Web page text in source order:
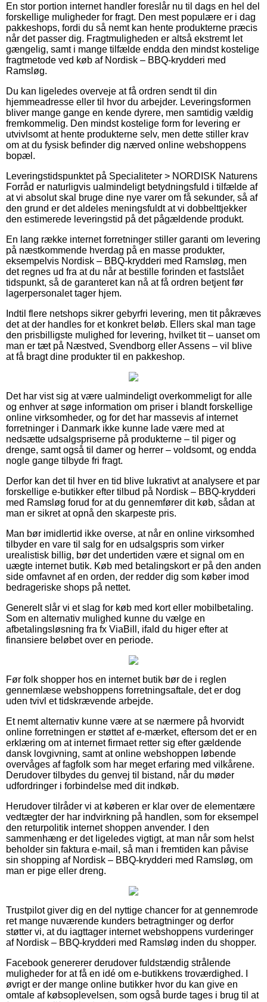
En stor portion internet handler foreslår nu til dags en hel del
forskellige muligheder for fragt. Den mest populære er i dag
pakkeshops, fordi du så nemt kan hente produkterne præcis
når det passer dig. Fragtmuligheden er altså ekstremt let
gængelig, samt i mange tilfælde endda den mindst kostelige
fragtmetode ved køb af Nordisk – BBQ-krydderi med
Ramsløg.
Du kan ligeledes overveje at få ordren sendt til din
hjemmeadresse eller til hvor du arbejder. Leveringsformen
bliver mange gange en kende dyrere, men samtidig vældig
fremkommelig. Den mindst kostelige form for levering er
utvivlsomt at hente produkterne selv, men dette stiller krav
om at du fysisk befinder dig nærved online webshoppens
bopæl.
Leveringstidspunktet på Specialiteter > NORDISK Naturens
Forråd er naturligvis ualmindeligt betydningsfuld i tilfælde af
at vi absolut skal bruge dine nye varer om få sekunder, så af
den grund er det aldeles meningsfuldt at vi dobbelttjekker
den estimerede leveringstid på det pågældende produkt.
En lang række internet forretninger stiller garanti om levering
på næstkommende hverdag på en masse produkter,
eksempelvis Nordisk – BBQ-krydderi med Ramsløg, men
det regnes ud fra at du når at bestille forinden et fastslået
tidspunkt, så de garanteret kan nå at få ordren betjent før
lagerpersonalet tager hjem.
Indtil flere netshops sikrer gebyrfri levering, men tit påkræves
det at der handles for et konkret beløb. Ellers skal man tage
den prisbilligste mulighed for levering, hvilket tit – uanset om
man er tæt på Næstved, Svendborg eller Assens – vil blive
at få bragt dine produkter til en pakkeshop.
Det har vist sig at være ualmindeligt overkommeligt for alle
og enhver at søge information om priser i blandt forskellige
online virksomheder, og for det har massevis af internet
forretninger i Danmark ikke kunne lade være med at
nedsætte udsalgspriserne på produkterne – til piger og
drenge, samt også til damer og herrer – voldsomt, og endda
nogle gange tilbyde fri fragt.
Derfor kan det til hver en tid blive lukrativt at analysere et par
forskellige e-butikker efter tilbud på Nordisk – BBQ-krydderi
med Ramsløg forud for at du gennemfører dit køb, sådan at
man er sikret at opnå den skarpeste pris.
Man bør imidlertid ikke overse, at når en online virksomhed
tilbyder en vare til salg for en udsalgspris som virker
urealistisk billig, bør det undertiden være et signal om en
uægte internet butik. Køb med betalingskort er på den anden
side omfavnet af en orden, der redder dig som køber imod
bedrageriske shops på nettet.
Generelt slår vi et slag for køb med kort eller mobilbetaling.
Som en alternativ mulighed kunne du vælge en
afbetalingsløsning fra fx ViaBill, ifald du higer efter at
finansiere beløbet over en periode.
Før folk shopper hos en internet butik bør de i reglen
gennemlæse webshoppens forretningsaftale, det er dog
uden tvivl et tidskrævende arbejde.
Et nemt alternativ kunne være at se nærmere på hvorvidt
online forretningen er støttet af e-mærket, eftersom det er en
erklæring om at internet firmaet retter sig efter gældende
dansk lovgivning, samt at online webshoppen løbende
overvåges af fagfolk som har meget erfaring med vilkårene.
Derudover tilbydes du genvej til bistand, når du møder
udfordringer i forbindelse med dit indkøb.
Herudover tilråder vi at køberen er klar over de elementære
vedtægter der har indvirkning på handlen, som for eksempel
den returpolitik internet shoppen anvender. I den
sammenhæng er det ligeledes vigtigt, at man når som helst
beholder sin faktura e-mail, så man i fremtiden kan påvise
sin shopping af Nordisk – BBQ-krydderi med Ramsløg, om
man er pige eller dreng.
Trustpilot giver dig en del nyttige chancer for at gennemrode
ret mange nuværende kunders betragtninger og derfor
støtter vi, at du iagttager internet webshoppens vurderinger
af Nordisk – BBQ-krydderi med Ramsløg inden du shopper.
Facebook genererer derudover fuldstændig strålende
muligheder for at få en idé om e-butikkens troværdighed. I
øvrigt er der mange online butikker hvor du kan give en
omtale af købsoplevelsen, som også burde tages i brug til at